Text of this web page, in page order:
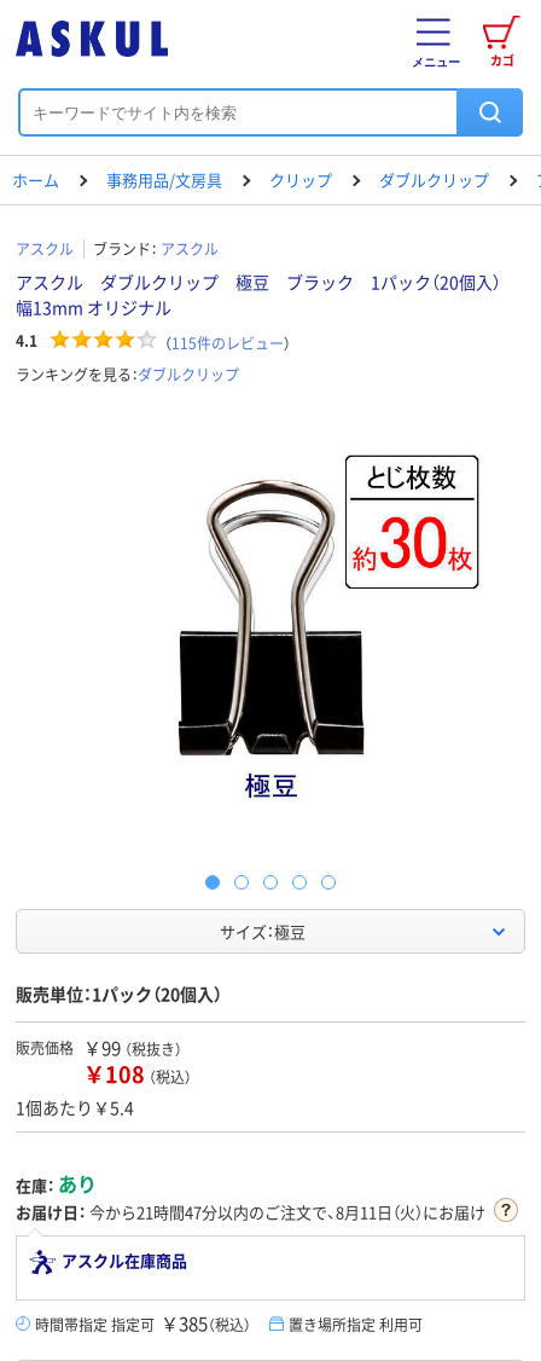
カゴ
メニュー
ホーム 事務用品/文房具 クリップ ダブルクリップ
アスクル ブランド： アスクル
アスクル ダブルクリップ 極豆 ブラック 1パック（20個入）
幅13mm オリジナル
4.1 （115件のレビュー）
ランキングを見る：ダブルクリップ
サイズ：極豆
販売単位：1パック（20個入）
販売価格 ￥99 （税抜き）
￥108 （税込）
1個あたり￥5.4
在庫： あり
お届け日： 今から21時間47分以内のご注文で、8月11日（火）にお届け
アスクル在庫商品
時間帯指定 指定可 ￥385（税込） 置き場所指定 利用可